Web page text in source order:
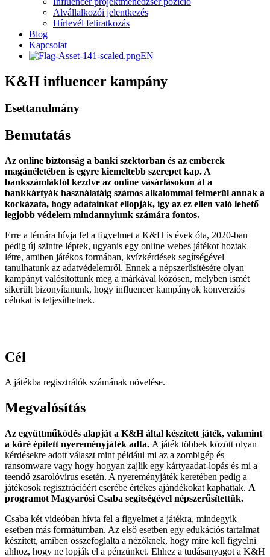
Alvállalkozói jelentkezés
Hírlevél feliratkozás
Blog
Kapcsolat
EN
K&H influencer kampány
Esettanulmány
Bemutatás
Az online biztonság a banki szektorban és az emberek
magánéletében is egyre kiemeltebb szerepet kap. A
bankszámláktól kezdve az online vásárlásokon át a
bankkártyák használatáig számos alkalommal felmerül annak a
kockázata, hogy adatainkat ellopják, így az ez ellen való lehető
legjobb védelem mindannyiunk számára fontos.
Erre a témára hívja fel a figyelmet a K&H is évek óta, 2020-ban
pedig új szintre léptek, ugyanis egy online webes játékot hoztak
létre, amiben játékos formában, kvízkérdések segítségével
tanulhatunk az adatvédelemről. Ennek a népszerűsítésére olyan
kampányt valósítottunk meg a márkával közösen, melyben ismét
sikerült bizonyítanunk, hogy influencer kampányok konverziós
célokat is teljesíthetnek.
Cél
A játékba regisztrálók számának növelése.
Megvalósítás
Az együttműködés alapját a K&H által készített játék, valamint
a köré épített nyereményjáték adta. A játék többek között olyan
kérdésekre adott választ mint például mi az a zombigép és
ransomware vagy hogy hogyan zajlik egy kártyaadat-lopás és mi a
teendő zsarolóvírus esetén. A nyereményjáték keretében pedig a
játékosok regisztrációért cserébe értékes ajándékokat kaphattak. A
programot Magyarósi Csaba segítségével népszerűsítettük.
Csaba két videóban hívta fel a figyelmet a játékra, mindegyik
esetben más formátumban. Az első esetben egy edukációs tartalmat
készített, amiben összefoglalta a nézőknek, hogy mire kell figyelni
ahhoz, hogy ne lopják el a pénzünket. Ehhez a tudásanyagot a K&H